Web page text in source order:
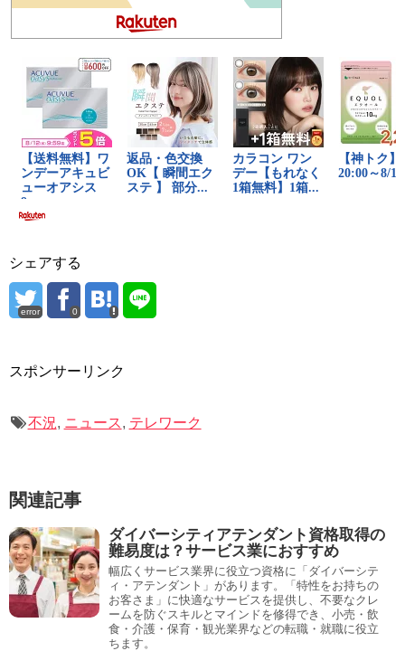
シェアする
error 0
スポンサーリンク
不況, ニュース, テレワーク
関連記事
ダイバーシティアテンダント資格取得の
難易度は？サービス業におすすめ
幅広くサービス業界に役立つ資格に「ダイバーシテ
ィ・アテンダント」があります。「特性をお持ちの
お客さま」に快適なサービスを提供し、不要なクレ
ームを防ぐスキルとマインドを修得でき、小売・飲
食・介護・保育・観光業界などの転職・就職に役立
ちます。